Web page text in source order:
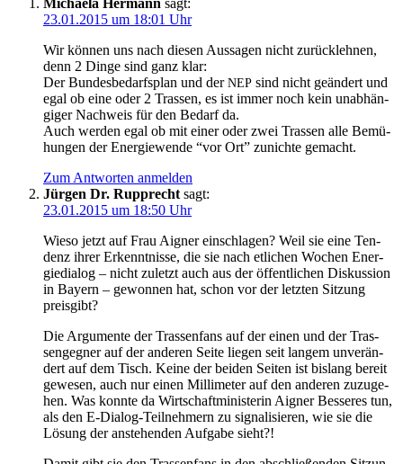
Michaela Hermann sagt:
23.01.2015 um 18:01 Uhr
Wir kön­nen uns nach die­sen Aus­sa­gen nicht zurück­leh­nen,
denn 2 Din­ge sind ganz klar:
Der Bun­des­be­darfs­plan und derNEP sind nicht geän­dert und
egal ob eine oder 2 Tras­sen, es ist immer noch kein unab­hän­
gi­ger Nach­weis für den Bedarf da.
Auch wer­den egal ob mit einer oder zwei Tras­sen alle Bemü­
hun­gen der Ener­gie­wen­de “vor Ort” zunich­te gemacht.
Zum Antworten anmelden
Jürgen Dr. Rupprecht sagt:
23.01.2015 um 18:50 Uhr
Wie­so jetzt auf Frau Aigner ein­schla­gen? Weil sie eine Ten­
denz ihrer Erkennt­nis­se, die sie nach etli­chen Wochen Ener­
gie­dia­log – nicht zuletzt auch aus der öffent­li­chen Dis­kus­si­on
in Bay­ern – gewon­nen hat, schon vor der letz­ten Sit­zung
preisgibt?
Die Argu­men­te der Tras­sen­fans auf der einen und der Tras­
sen­geg­ner auf der ande­ren Sei­te lie­gen seit lan­gem unver­än­
dert auf dem Tisch. Kei­ne der bei­den Sei­ten ist bis­lang bereit
gewe­sen, auch nur einen Mil­li­me­ter auf den ande­ren zuzu­ge­
hen. Was konn­te da Wirt­schaft­mi­nis­te­rin Aigner Bes­se­res tun,
als den E‑Dia­log-Teil­neh­mern zu signa­li­sie­ren, wie sie die
Lösung der anste­hen­den Auf­ga­be sieht?!